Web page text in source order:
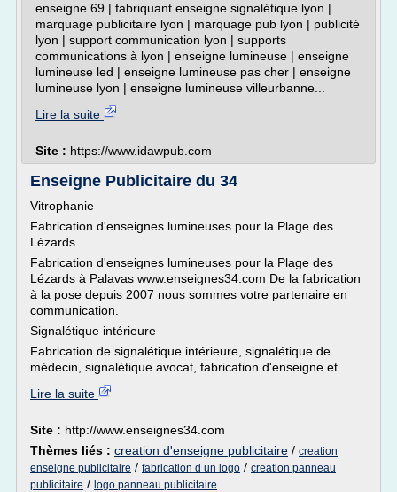
enseigne 69 | fabriquant enseigne signalétique lyon |
marquage publicitaire lyon | marquage pub lyon | publicité
lyon | support communication lyon | supports
communications à lyon | enseigne lumineuse | enseigne
lumineuse led | enseigne lumineuse pas cher | enseigne
lumineuse lyon | enseigne lumineuse villeurbanne...
Lire la suite
Site : https://www.idawpub.com
Enseigne Publicitaire du 34
Vitrophanie
Fabrication d'enseignes lumineuses pour la Plage des
Lézards
Fabrication d'enseignes lumineuses pour la Plage des
Lézards à Palavas www.enseignes34.com De la fabrication
à la pose depuis 2007 nous sommes votre partenaire en
communication.
Signalétique intérieure
Fabrication de signalétique intérieure, signalétique de
médecin, signalétique avocat, fabrication d'enseigne et...
Lire la suite
Site : http://www.enseignes34.com
Thèmes liés : creation d'enseigne publicitaire / creation
enseigne publicitaire / fabrication d un logo / creation panneau
publicitaire / logo panneau publicitaire